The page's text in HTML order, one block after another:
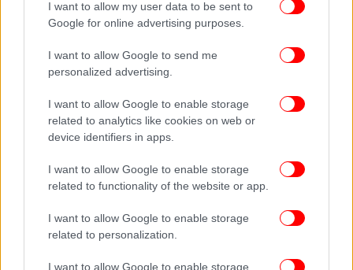
I want to allow my user data to be sent to
Google for online advertising purposes.
I want to allow Google to send me
personalized advertising.
I want to allow Google to enable storage
related to analytics like cookies on web or
device identifiers in apps.
I want to allow Google to enable storage
related to functionality of the website or app.
I want to allow Google to enable storage
related to personalization.
I want to allow Google to enable storage
ΥΓΕΙΑ 13/08/2021 21:43
Η νέα θεωρία για τον κορωνοϊό: Ξέφυγε από εργαστήριο της
«κουμπώνει» με τη μετάδοση από νυχτερίδες
αναφέρει ότι τρεις επιστήμονες του Ινστιτούτου
Ιολογίας της Ουχάν είχαν πάει στο νοσοκομείο τον
Νοέμβριο του 2019, μήνες προτού η Κίνα
αποκαλύψει τη νέα πανδημία.